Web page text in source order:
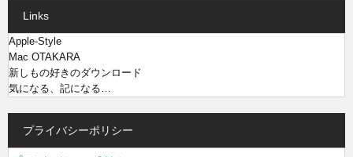
Links
Apple-Style
Mac OTAKARA
新しもの好きのダウンロード
気になる、記になる…
プライバシーポリシー